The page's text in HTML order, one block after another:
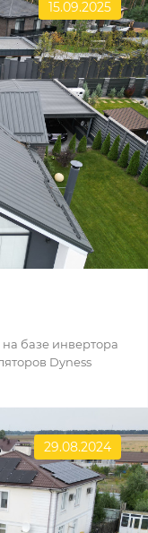
15.09.2025
базе инвертора
Dyness
29.08.2024